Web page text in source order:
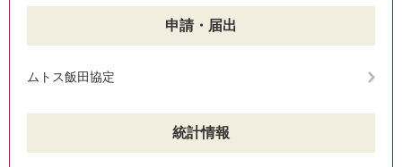
申請・届出
ムトス飯田協定
統計情報